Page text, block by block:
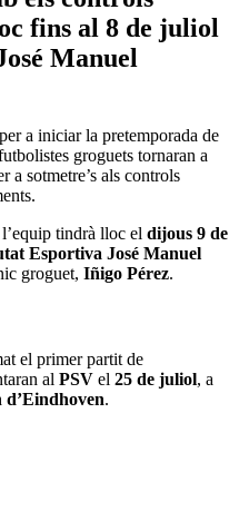
fins al 8 de juliol
Manuel
a iniciar la pretemporada de
groguets tornaran a
a sotmetre’s als controls
tindrà lloc el dijous 9 de
Esportiva José Manuel
groguet, Iñigo Pérez.
el primer partit de
al PSV el 25 de juliol, a
.